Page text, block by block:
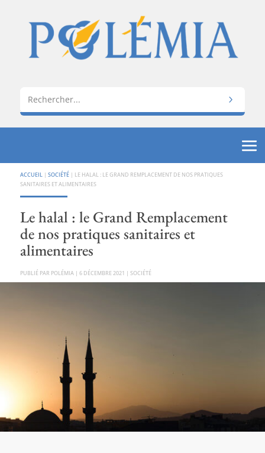
ACCUEIL | SOCIÉTÉ| LE HALAL : LE GRAND REMPLACEMENT DE NOS PRATIQUES
SANITAIRES ET ALIMENTAIRES
Le halal : le Grand Remplacement
de nos pratiques sanitaires et
alimentaires
PAR POLÉMIA | 6 DÉCEMBRE 2021 | SOCIÉTÉ